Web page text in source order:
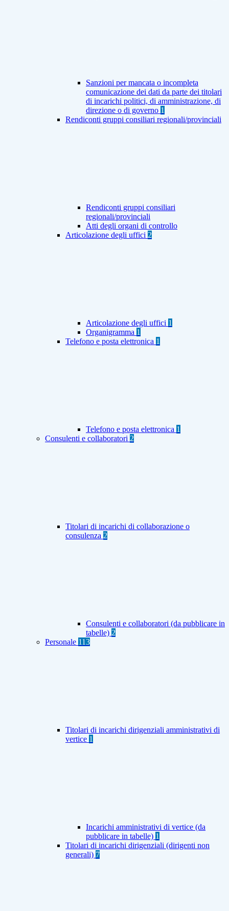
Sanzioni per mancata o incompleta
comunicazione dei dati da parte dei titolari
di incarichi politici, di amministrazione, di
direzione o di governo 1
Rendiconti gruppi consiliari regionali/provinciali
Rendiconti gruppi consiliari
regionali/provinciali
Atti degli organi di controllo
Articolazione degli uffici 2
Articolazione degli uffici 1
Organigramma 1
Telefono e posta elettronica 1
Telefono e posta elettronica 1
Consulenti e collaboratori 2
Titolari di incarichi di collaborazione o
consulenza 2
Consulenti e collaboratori (da pubblicare in
tabelle) 2
Personale 113
Titolari di incarichi dirigenziali amministrativi di
vertice 1
Incarichi amministrativi di vertice (da
pubblicare in tabelle) 1
Titolari di incarichi dirigenziali (dirigenti non
generali) 7